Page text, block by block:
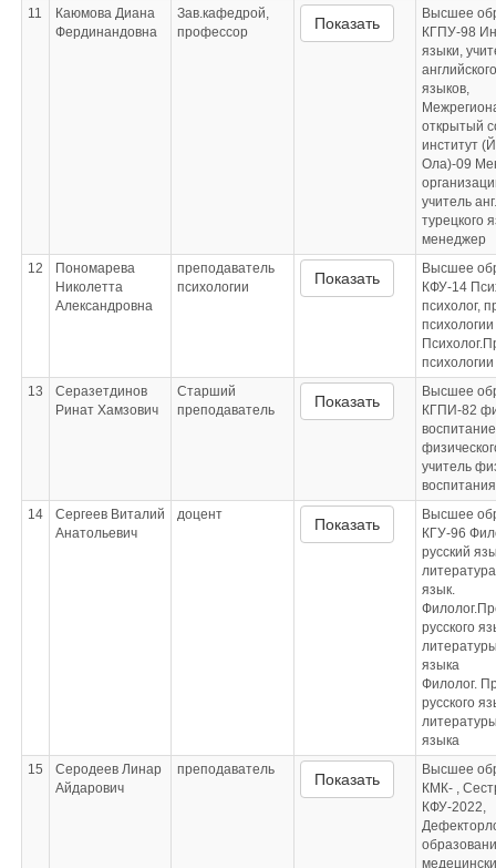
11
Каюмова Диана
Фердинандовна
Зав.кафедрой,
профессор
Показать
Высшее
КГПУ-98
языки,
языков,
открытый
институт
Ола)-09
учитель
турецкого
менеджер
12
Пономарева
Николетта
Александровна
преподаватель
психологии
Показать
Высшее
КФУ-14
психолог,
психологии
психологии
13
Серазетдинов
Ринат Хамзович
Старший
преподаватель
Показать
Высшее
КГПИ-82
учитель
воспитания
14
Сергеев Виталий
Анатольевич
доцент
Показать
Высшее
КГУ-96
русский
язык.
русского
языка
Филолог.
русского
языка
15
Серодеев Линар
Айдарович
преподаватель
Показать
Высшее
КМК- ,
КФУ-2022,